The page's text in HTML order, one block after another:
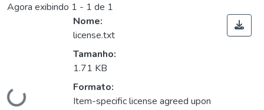
Agora exibindo 1 - 1 de 1
Nome:
license.txt
Tamanho:
1.71 KB
Formato:
Item-specific license agreed upon